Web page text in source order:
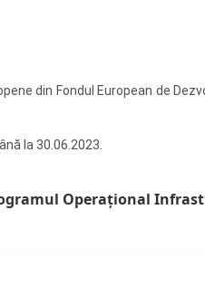
din Fondul European de
la 30.06.2023.
Operațional